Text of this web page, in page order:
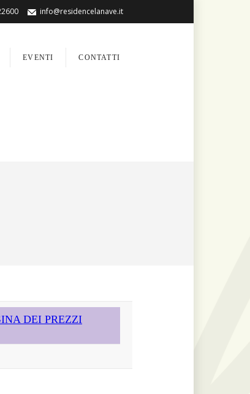
info@residencelanave.it
EVENTI CONTATTI
DEI PREZZI